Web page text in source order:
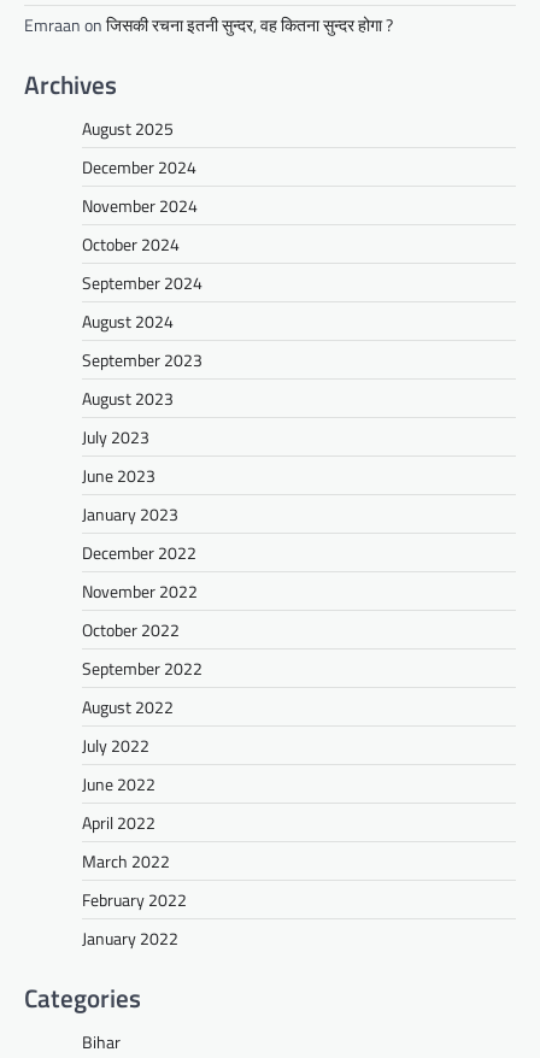
Emraanonजिसकी रचना इतनी सुन्दर, वह कितना सुन्दर होगा ?
Archives
August 2025
December 2024
November 2024
October 2024
September 2024
August 2024
September 2023
August 2023
July 2023
June 2023
January 2023
December 2022
November 2022
October 2022
September 2022
August 2022
July 2022
June 2022
April 2022
March 2022
February 2022
January 2022
Categories
Bihar